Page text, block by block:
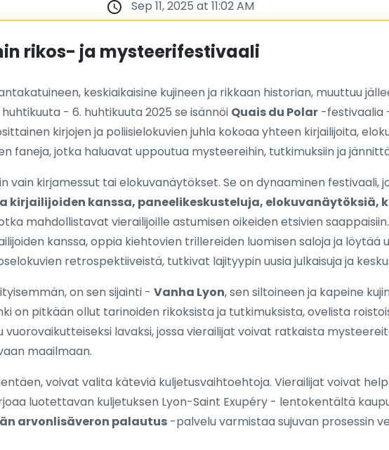
Sep 11, 2025 at 11:02 AM
rikos- ja mysteerifestivaali
keskiaikaisine kujineen ja rikkaan historian, muuttuu
- 6. huhtikuuta 2025 se isännöi Quais du Polar -festivaalia
kirjojen ja poliisielokuvien juhla kokoaa yhteen kirjailijoita,
faneja, jotka haluavat uppoutua mysteereihin, tutkimuksiin ja
vain kirjamessut tai elokuvanäytökset. Se on dynaaminen festivaali,
kirjailijoiden kanssa, paneelikeskusteluja, elokuvanäytöksiä,
mahdollistavat vierailijoille astumisen oikeiden etsivien
kanssa, oppia kiehtovien trillereiden luomisen saloja ja löytää
retrospektiiveistä, tutkivat lajityypin uusia julkaisuja ja
on sen sijainti - Vanha Lyon, sen siltoineen ja kapeine
on pitkään ollut tarinoiden rikoksista ja tutkimuksista, ovelista
vuorovaikutteiseksi lavaksi, jossa vierailijat voivat ratkaista
maailmaan.
voivat valita käteviä kuljetusvaihtoehtoja. Vierailijat voivat
luotettavan kuljetuksen Lyon-Saint Exupéry - lentokentältä
arvonlisäveron palautus -palvelu varmistaa sujuvan prosessin